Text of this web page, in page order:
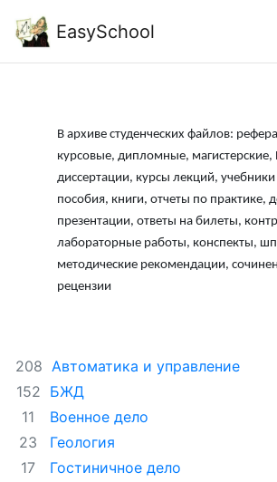
EasySchool
В архиве студенческих файлов:
курсовые, дипломные, магистерские,
диссертации, курсы лекций,
пособия, книги, отчеты по практике,
презентации, ответы на билеты,
лабораторные работы, конспекты,
методические рекомендации,
рецензии
208 Автоматика и управление
152 БЖД
11
Военное дело
23
Геология
17
Гостиничное дело